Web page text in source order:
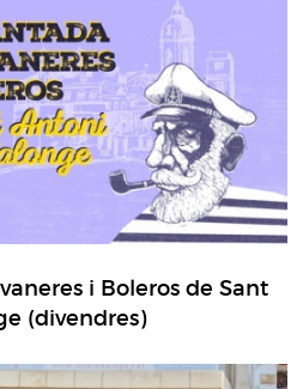
i Boleros de Sant
(divendres)